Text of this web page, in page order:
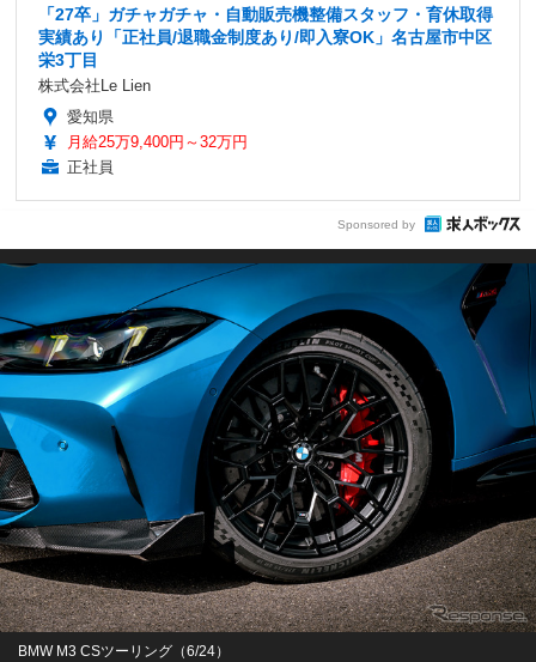
「27卒」ガチャガチャ・自動販売機整備スタッフ・育休取得
実績あり「正社員/退職金制度あり/即入寮OK」名古屋市中区
栄3丁目
株式会社Le Lien
愛知県
月給25万9,400円～32万円
正社員
Sponsored by
BMW M3 CSツーリング（6/24）